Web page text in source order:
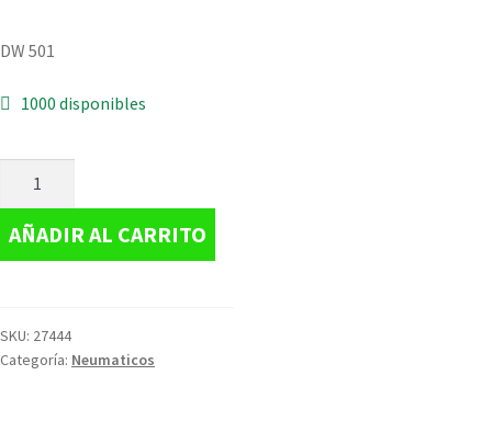
DW 501
1000 disponibles
AÑADIR AL CARRITO
SKU: 27444
Categoría: Neumaticos